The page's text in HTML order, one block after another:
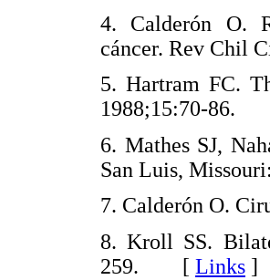
4. Calderón O.
cáncer. Rev
5. Hartram FC.
1988;15:70-
6. Mathes SJ,
San Luis,
7. Calderón O.
8. Kroll SS.
259. [ Links ]